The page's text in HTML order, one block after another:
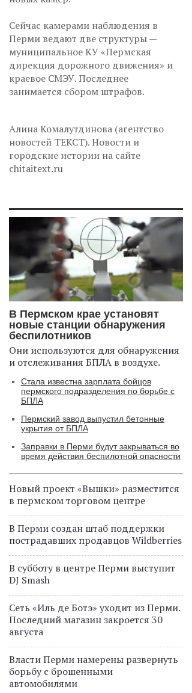
Сейчас камерами наблюдения в
Перми ведают две структуры —
муниципальное КУ «Пермская
дирекция дорожного движения» и
краевое СМЭУ. Последнее
занимается сбором штрафов.
Алина Комалутдинова (агентство
новостей ТЕКСТ). Новости и
городские истории на сайте
chitaitext.ru
В Пермском крае установят
новые станции обнаружения
беспилотников
Они используются для обнаружения
и отслеживания БПЛА в воздухе.
Стала известна зарплата бойцов
пермского подразделения по борьбе с
БПЛА
Пермский завод выпустил бетонные
укрытия от БПЛА
Заправки в Перми будут закрываться во
время действия беспилотной опасности
Новый проект «Вышки» разместится
в пермском торговом центре
В Перми создан штаб поддержки
пострадавших продавцов Wildberries
В субботу в центре Перми выступит
DJ Smash
Сеть «Иль де Ботэ» уходит из Перми.
Последний магазин закроется 30
августа
Власти Перми намерены развернуть
борьбу с брошенными
автомобилями